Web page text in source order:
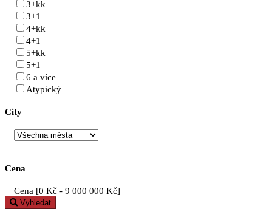
3+kk
3+1
4+kk
4+1
5+kk
5+1
6 a více
Atypický
City
Cena
Cena [0 Kč - 9 000 000 Kč]
Vyhledat